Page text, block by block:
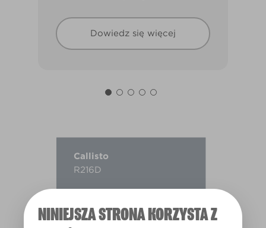
NINIEJSZA STRONA KORZYSTA Z
Dowiedz się więcej
Callisto
R216D